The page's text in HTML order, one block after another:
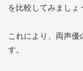
を比較してみましょ
これにより、両声
す。